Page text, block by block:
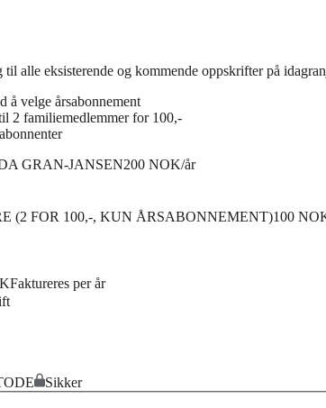
alle eksisterende og kommende oppskrifter på
å velge årsabonnement
2 familiemedlemmer for 100,-
GRAN-JANSEN200 NOK/år
(2 FOR 100,-, KUN ÅRSABONNEMENT)100
Faktureres per år
Sikker